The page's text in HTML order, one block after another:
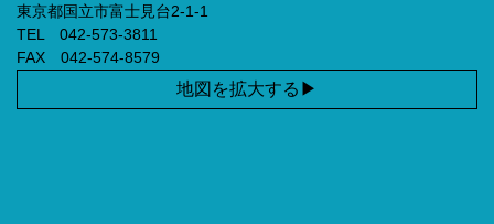
東京都国立市富士見台2-1-1
TEL 042-573-3811
FAX 042-574-8579
地図を拡大する